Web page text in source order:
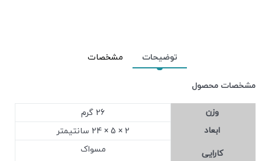
توضیحات
مشخصات
مشخصات محصول
وزن
26 گرم
ابعاد
2 × 5 × 24 سانتیمتر
کارایی
مسواک